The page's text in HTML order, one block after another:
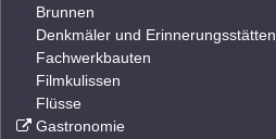
Brunnen
Denkmäler und Erinnerungsstätten
Fachwerkbauten
Filmkulissen
Flüsse
Gastronomie